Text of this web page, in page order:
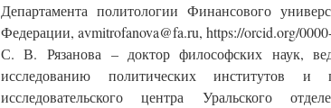
Департамента политологии Финансового
Федерации, avmitrofanova@fa.ru, https://orcid.org/
С. В. Рязанова – доктор философских наук,
исследованию политических институтов и
исследовательского центра Уральского